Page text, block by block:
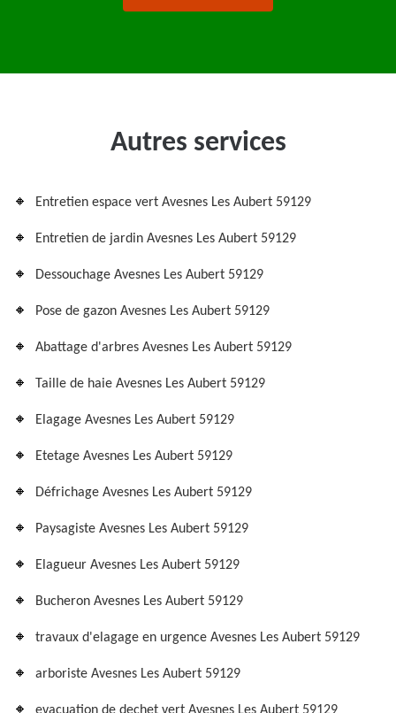
Autres services
Entretien espace vert Avesnes Les Aubert 59129
Entretien de jardin Avesnes Les Aubert 59129
Dessouchage Avesnes Les Aubert 59129
Pose de gazon Avesnes Les Aubert 59129
Abattage d'arbres Avesnes Les Aubert 59129
Taille de haie Avesnes Les Aubert 59129
Elagage Avesnes Les Aubert 59129
Etetage Avesnes Les Aubert 59129
Défrichage Avesnes Les Aubert 59129
Paysagiste Avesnes Les Aubert 59129
Elagueur Avesnes Les Aubert 59129
Bucheron Avesnes Les Aubert 59129
travaux d'elagage en urgence Avesnes Les Aubert 59129
arboriste Avesnes Les Aubert 59129